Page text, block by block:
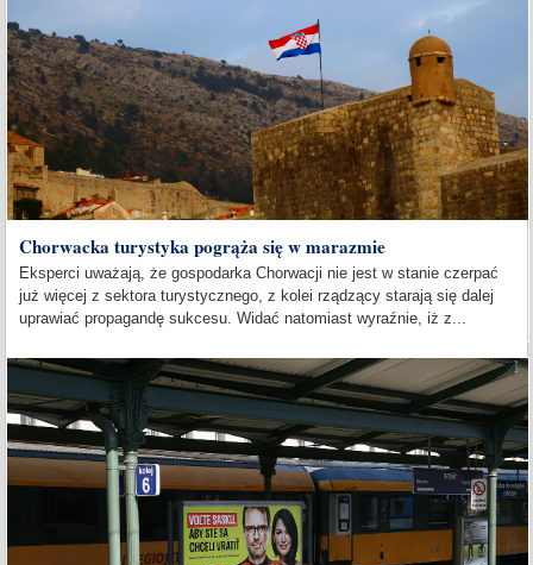
Chorwacka turystyka pogrąża się w marazmie
Eksperci uważają, że gospodarka Chorwacji nie jest w stanie czerpać
już więcej z sektora turystycznego, z kolei rządzący starają się dalej
uprawiać propagandę sukcesu. Widać natomiast wyraźnie, iż z...